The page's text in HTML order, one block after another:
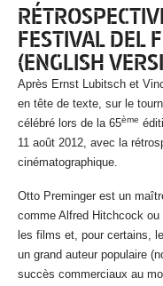
FESTIVAL DEL
(ENGLISH
Après Ernst Lubitsch et
en tête de texte, sur le
célébré lors de la 65ème
11 août 2012, avec la
cinématographique.
Otto Preminger est un
comme Alfred Hitchcock
les films et, pour certains,
un grand auteur populaire
succès commerciaux au